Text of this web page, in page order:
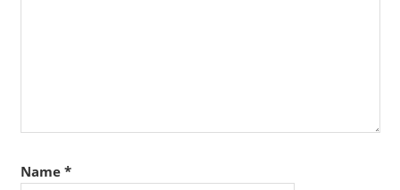
Name *